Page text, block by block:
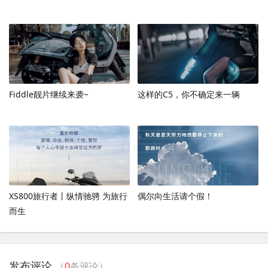
Fiddle靓片继续来袭~ 这样的C5，你不确定来一辆
XS800旅行者丨纵情驰骋 为旅行
而生
偶尔向生活请个假！